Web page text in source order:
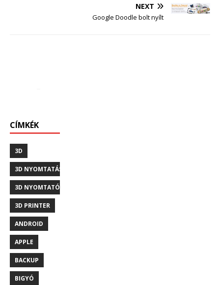
NEXT
Google Doodle bolt nyílt
CÍMKÉK
3D
3D NYOMTATÁS
3D NYOMTATÓ
3D PRINTER
ANDROID
APPLE
BACKUP
BIGYÓ